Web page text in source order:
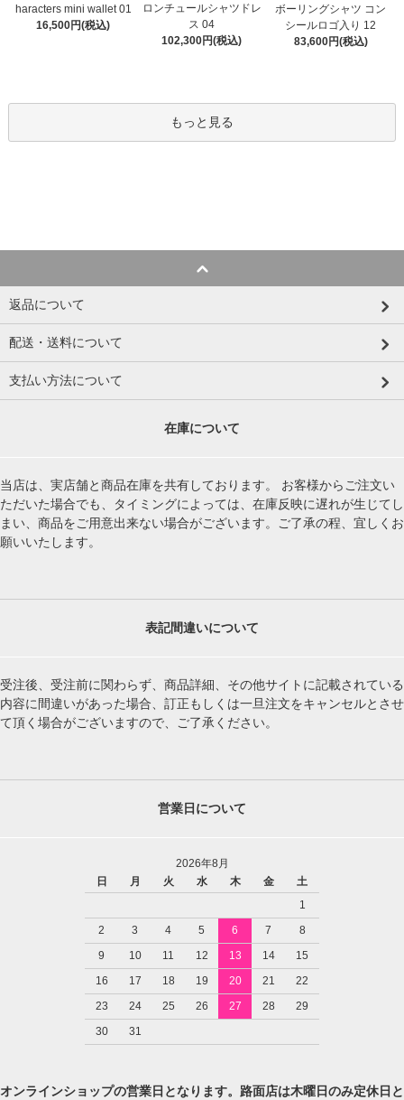
haracters mini wallet⁠ 01
16,500円(税込)
ロンチュールシャツドレ
ス 04
102,300円(税込)
ボーリングシャツ コン
シールロゴ入り 12
83,600円(税込)
もっと見る
返品について
配送・送料について
支払い方法について
在庫について
当店は、実店舗と商品在庫を共有しております。 お客様からご注文い
ただいた場合でも、タイミングによっては、在庫反映に遅れが生じてし
まい、商品をご用意出来ない場合がございます。ご了承の程、宜しくお
願いいたします。
表記間違いについて
受注後、受注前に関わらず、商品詳細、その他サイトに記載されている
内容に間違いがあった場合、訂正もしくは一旦注文をキャンセルとさせ
て頂く場合がございますので、ご了承ください。
営業日について
2026年8月
日
月 火 水 木 金
土
1
2
3 4 5 6 7
8
9
10 11 12 13 14
15
16
17 18 19 20 21
22
23
24 25 26 27 28
29
30
31
オンラインショップの営業日となります。路面店は木曜日のみ定休日と